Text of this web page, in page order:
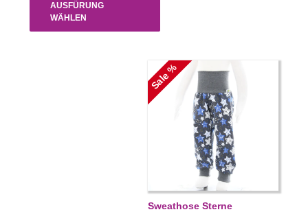
AUSFÜRUNG
WÄHLEN
Sale %
Sweathose Sterne